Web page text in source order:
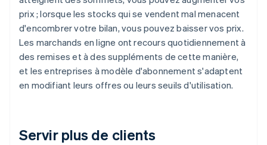
prix ; lorsque les stocks qui se vendent mal menacent
d'encombrer votre bilan, vous pouvez baisser vos prix.
Les marchands en ligne ont recours quotidiennement à
des remises et à des suppléments de cette manière,
et les entreprises à modèle d'abonnement s'adaptent
en modifiant leurs offres ou leurs seuils d'utilisation.
Servir plus de clients